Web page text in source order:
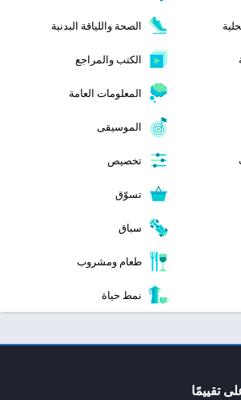
الصحة واللياقة البدنية
الكتب والمراجع
المعلومات العامة
الموسيقى
تخصيص
تسوّق
سباق
طعام ومشروب
نمط حياة
تقييمًا